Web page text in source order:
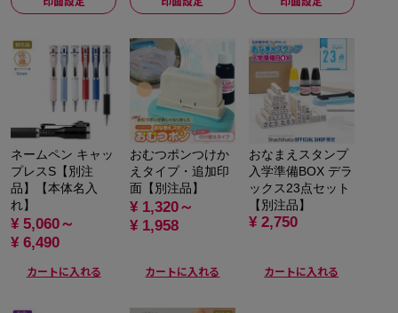
ネームペン キャッ
プレスS【別注
品】【本体名入
れ】
¥ 5,060～
¥ 6,490
カートに入れる
おむつポンつけか
えタイプ・追加印
面【別注品】
¥ 1,320～
¥ 1,958
カートに入れる
おなまえスタンプ
入学準備BOX デラ
ックス23点セット
【別注品】
¥ 2,750
カートに入れる